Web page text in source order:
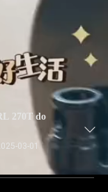
270T do
03-01